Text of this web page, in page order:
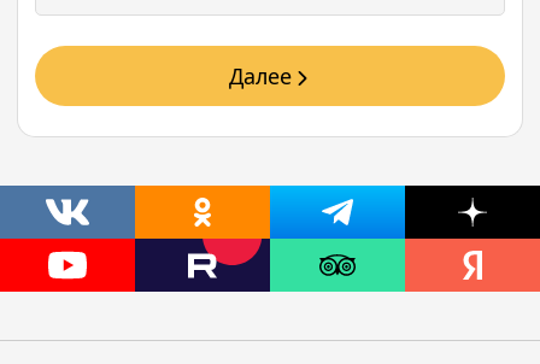
Далее